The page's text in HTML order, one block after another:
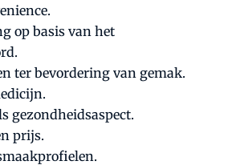
op basis van het
ter bevordering van gemak.
gezondheidsaspect.
prijs.